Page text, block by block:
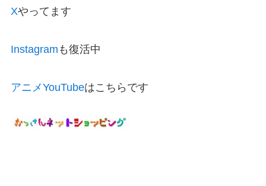
Xやってます
Instagram も復活中
アニメYouTubeはこちらです